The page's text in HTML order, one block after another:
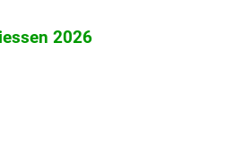
2026